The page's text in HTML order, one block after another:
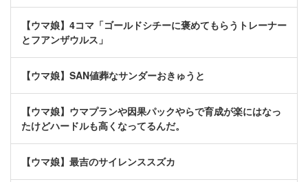
【ウマ娘】4コマ「ゴールドシチーに褒めてもらうトレーナー
とフアンザウルス」
【ウマ娘】SAN値葬なサンダーおきゅうと
【ウマ娘】ウマプランや因果パックやらで育成が楽にはなっ
たけどハードルも高くなってるんだ。
【ウマ娘】最吉のサイレンススズカ